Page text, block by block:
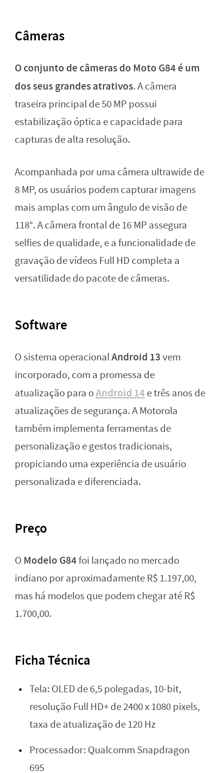
Câmeras
O conjunto de câmeras do Moto G84 é um
dos seus grandes atrativos. A câmera
traseira principal de 50 MP possui
estabilização óptica e capacidade para
capturas de alta resolução.
Acompanhada por uma câmera ultrawide de
8 MP, os usuários podem capturar imagens
mais amplas com um ângulo de visão de
118°. A câmera frontal de 16 MP assegura
selfies de qualidade, e a funcionalidade de
gravação de vídeos Full HD completa a
versatilidade do pacote de câmeras.
Software
O sistema operacionalAndroid 13vem
incorporado, com a promessa de
atualização para oAndroid 14 e três anos de
atualizações de segurança. A Motorola
também implementa ferramentas de
personalização e gestos tradicionais,
propiciando uma experiência de usuário
personalizada e diferenciada.
Preço
O Modelo G84foi lançado no mercado
indiano por aproximadamente R$ 1.197,00,
mas há modelos que podem chegar até R$
1.700,00.
Ficha Técnica
Tela: OLED de 6,5 polegadas, 10-bit,
resolução Full HD+ de 2400 x 1080 pixels,
taxa de atualização de 120 Hz
Processador: Qualcomm Snapdragon
695